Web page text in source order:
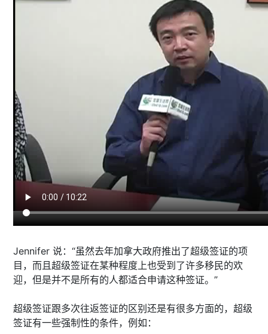
Jennifer 说：“虽然去年加拿大政府推出了超级签证的项
目，而且超级签证在某种程度上也受到了许多移民的欢
迎，但是并不是所有的人都适合申请这种签证。”
超级签证跟多次往返签证的区别还是有很多方面的，超级
签证有一些强制性的条件，例如：